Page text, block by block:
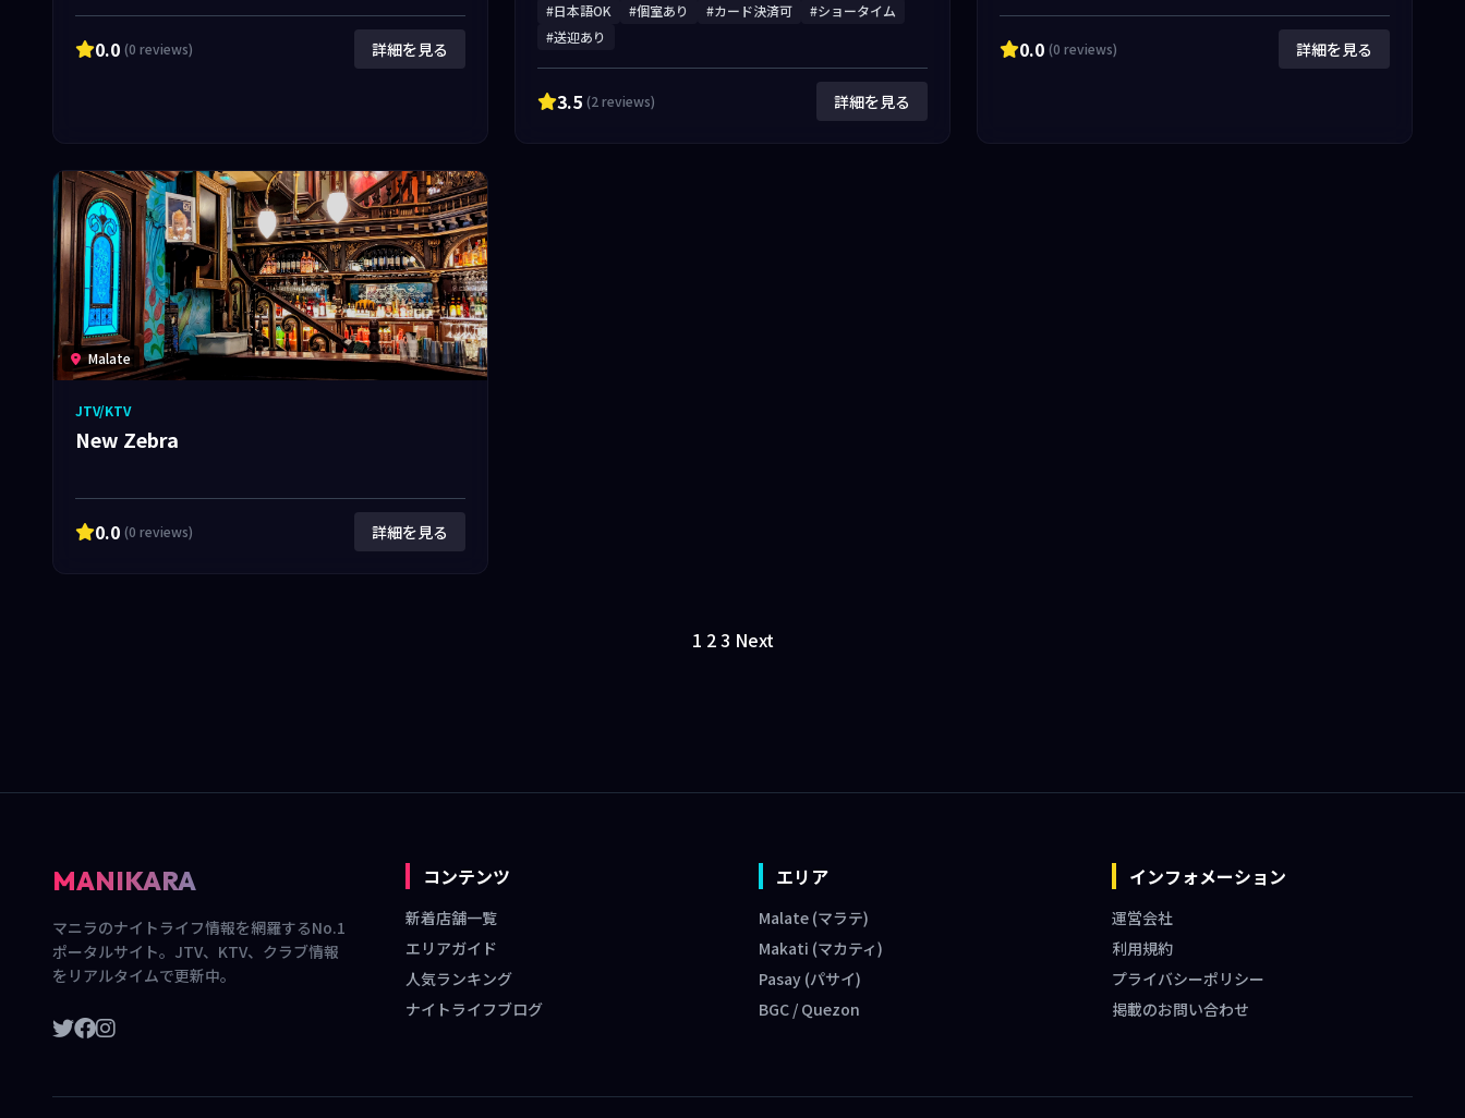
0.0 (0 reviews) 詳細を見る
#日本語OK #個室あり #カード決済可
#ショータイム
#送迎あり
3.5 (2 reviews) 詳細を見る
0.0 (0 reviews) 詳細を見る
Malate
JTV/KTV
New Zebra
0.0 (0 reviews) 詳細を見る
送
1 23 Next
MANIKARA
マニラのナイトライフ情報を網羅するNo.1
ポータルサイト。JTV、KTV、クラブ情報
をリアルタイムで更新中。
コンテンツ
新着店舗一覧
エリアガイド
人気ランキング
ナイトライフブログ
エリア
Malate (マラテ)
Makati (マカティ)
Pasay (パサイ)
BGC / Quezon
インフォメーション
運営会社
利用規約
プライバシーポリシー
掲載のお問い合わせ